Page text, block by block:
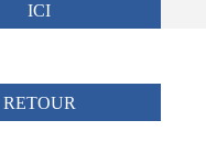
ICI
RETOUR